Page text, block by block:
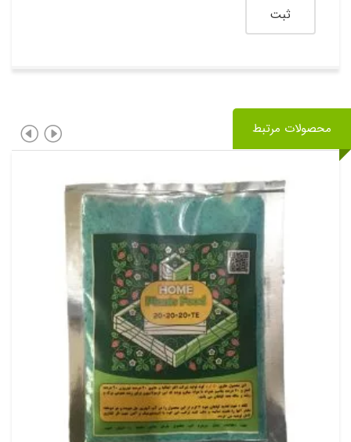
محصولات مرتبط